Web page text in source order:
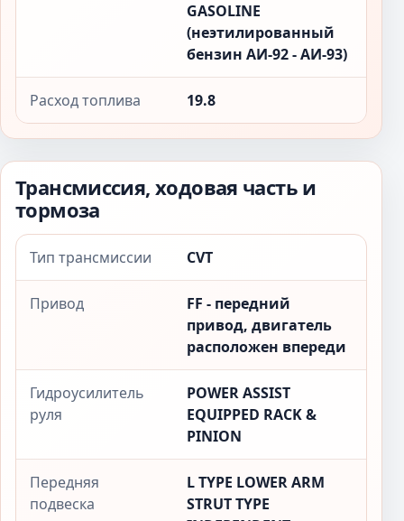
GASOLINE
(неэтилированный
бензин АИ-92 - АИ-93)
Расход топлива 19.8
Трансмиссия, ходовая часть и
тормоза
Тип трансмиссии CVT
Привод
FF - передний
привод, двигатель
расположен впереди
Гидроусилитель
руля
POWER ASSIST
EQUIPPED RACK &
PINION
Передняя
подвеска
L TYPE LOWER ARM
STRUT TYPE